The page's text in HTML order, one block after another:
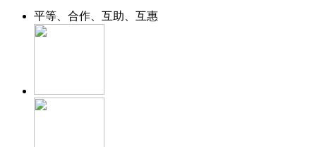
平等、合作、互助、互惠